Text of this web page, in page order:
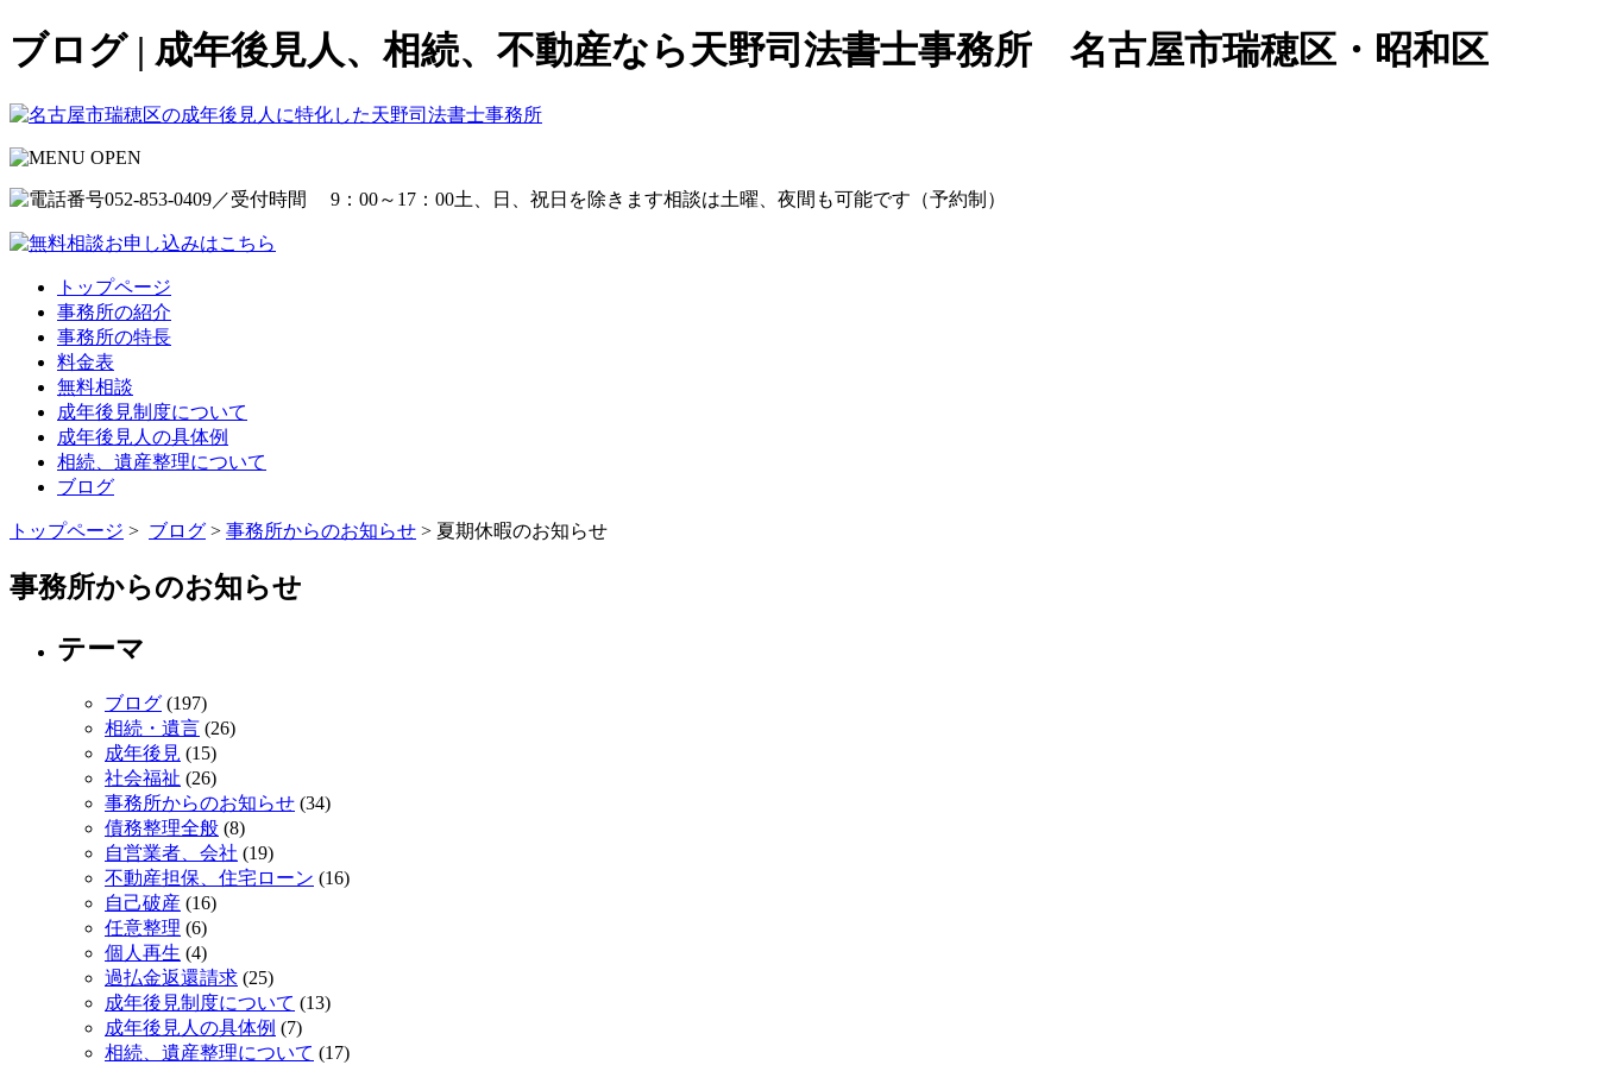
ブログ | 成年後見人、相続、不動産なら天野司法書士事務所 名古屋市瑞穂区・昭和区
トップページ
事務所の紹介
事務所の特長
料金表
無料相談
成年後見制度について
成年後見人の具体例
相続、遺産整理について
ブログ
トップページ > ブログ > 事務所からのお知らせ > 夏期休暇のお知らせ
事務所からのお知らせ
テーマ
ブログ (197)
相続・遺言 (26)
成年後見 (15)
社会福祉 (26)
事務所からのお知らせ (34)
債務整理全般 (8)
自営業者、会社 (19)
不動産担保、住宅ローン (16)
自己破産 (16)
任意整理 (6)
個人再生 (4)
過払金返還請求 (25)
成年後見制度について (13)
成年後見人の具体例 (7)
相続、遺産整理について (17)